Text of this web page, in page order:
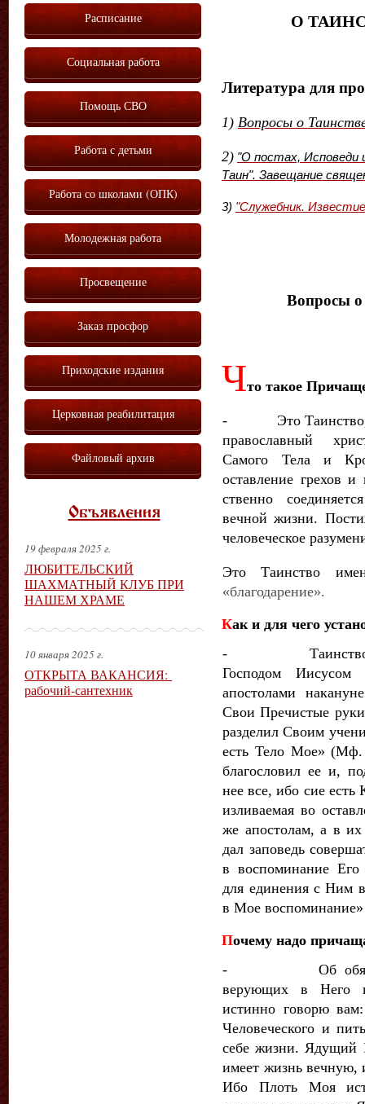
О
Литература для
1) Вопросы о
2) "О постах,
Таин". Завещание
3) "Служебник.
Вопросы
Что такое
- Это Таинство, в
православ­ный
Самого Тела и
оставление грехов
ственно
вечной жизни.
человеческое
Это Таинство
«благодаре­ние».
Как и для чего
- Таинство
Господом
апостолами
Свои Пречистые
раз­делил Своим
есть Тело Мое»
благословил ее и,
нее все, ибо сие
изливаемая во
же апостолам, а в
дал заповедь
в воспоминание Его
для единения с Ним
в Мое
Почему надо
- Об
верующих в Него
истинно говорю
Человеческого и
себе жизни.
имеет жизнь вечную,
Ибо Плоть Моя
Расписание
Социальная работа
Помощь СВО
Работа с детьми
Работа со школами (ОПК)
Молодежная работа
Просвещение
Заказ просфор
Приходские издания
Церковная реабилитация
Файловый архив
Объявления
19 февраля 2025 г.
ЛЮБИТЕЛЬСКИЙ
ШАХМАТНЫЙ КЛУБ ПРИ
НАШЕМ ХРАМЕ
10 января 2025 г.
ОТКРЫТА ВАКАНСИЯ:
рабочий-сантехник